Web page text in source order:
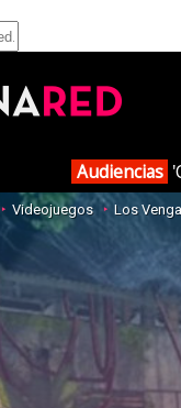
Audiencias
Videojuegos Los